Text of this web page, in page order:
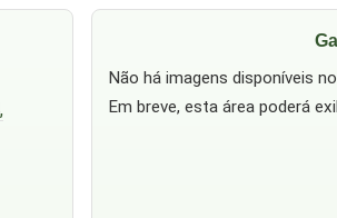
Não há imagens disponíveis
Em breve, esta área poderá